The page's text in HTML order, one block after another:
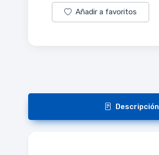
Añadir a favoritos
Descripción